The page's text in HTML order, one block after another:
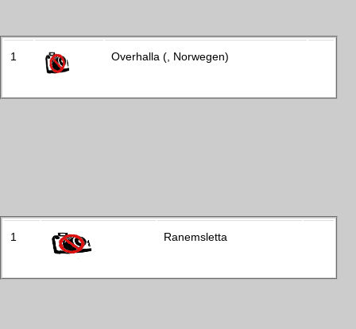
1 Overhalla (, Norwegen)
1 Ranemsletta